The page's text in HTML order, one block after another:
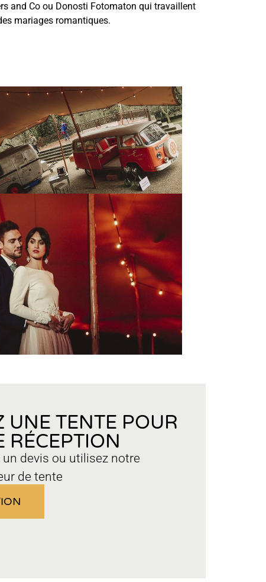
and Co ou Donosti Fotomaton qui travaillent
mariages romantiques.
UNE TENTE POUR
RÉCEPTION
un devis ou utilisez notre
de tente